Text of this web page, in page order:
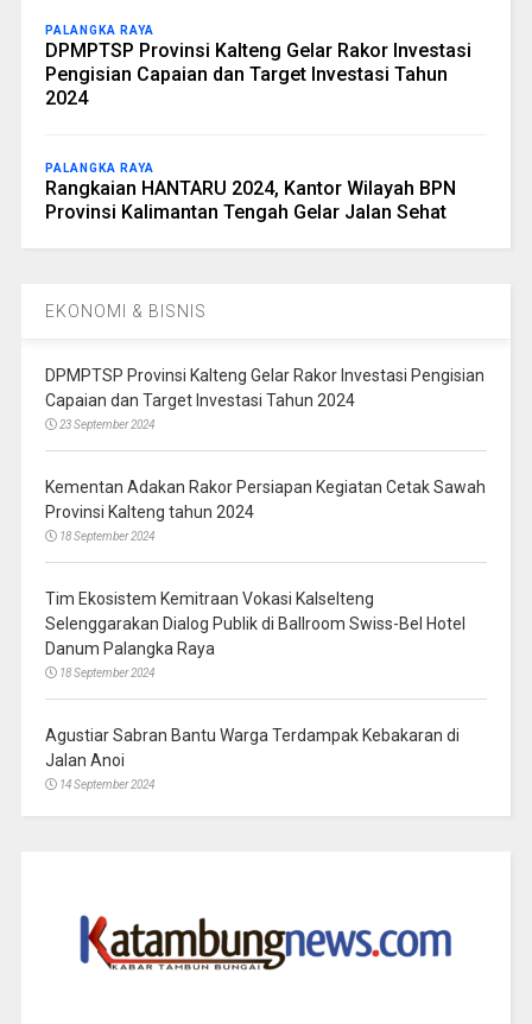
PALANGKA RAYA
DPMPTSP Provinsi Kalteng Gelar Rakor Investasi
Pengisian Capaian dan Target Investasi Tahun
2024
PALANGKA RAYA
Rangkaian HANTARU 2024, Kantor Wilayah BPN
Provinsi Kalimantan Tengah Gelar Jalan Sehat
EKONOMI & BISNIS
DPMPTSP Provinsi Kalteng Gelar Rakor Investasi Pengisian
Capaian dan Target Investasi Tahun 2024
23 September 2024
Kementan Adakan Rakor Persiapan Kegiatan Cetak Sawah
Provinsi Kalteng tahun 2024
18 September 2024
Tim Ekosistem Kemitraan Vokasi Kalselteng
Selenggarakan Dialog Publik di Ballroom Swiss-Bel Hotel
Danum Palangka Raya
18 September 2024
Agustiar Sabran Bantu Warga Terdampak Kebakaran di
Jalan Anoi
14 September 2024